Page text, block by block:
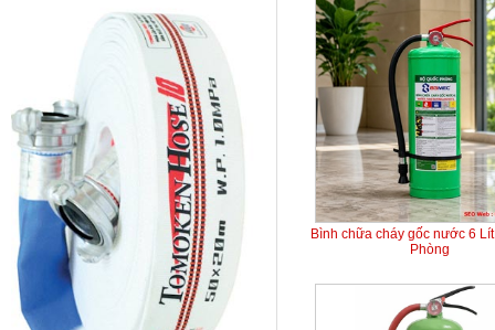
Bình chữa cháy gốc nước 6
Phòng